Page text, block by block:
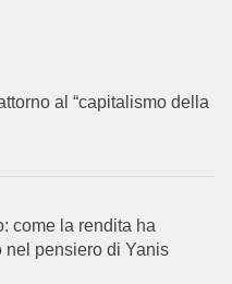
al “capitalismo della
come la rendita ha
nel pensiero di Yanis